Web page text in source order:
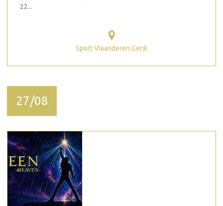
22...
Sport Vlaanderen Genk
27/08